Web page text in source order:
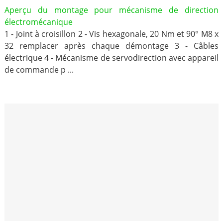
Aperçu du montage pour mécanisme de direction
électromécanique
1 - Joint à croisillon 2 - Vis hexagonale, 20 Nm et 90° M8 x
32 remplacer après chaque démontage 3 - Câbles
électrique 4 - Mécanisme de servodirection avec appareil
de commande p ...